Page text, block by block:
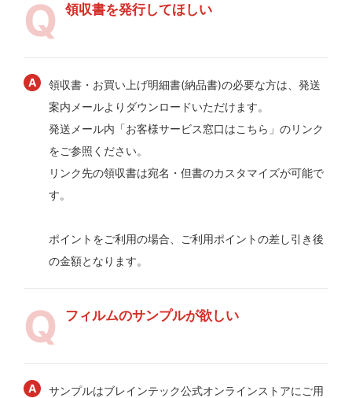
領収書を発行してほしい
領収書・お買い上げ明細書(納品書)の必要な方は、発送
案内メールよりダウンロードいただけます。
発送メール内「お客様サービス窓口はこちら」のリンク
をご参照ください。
リンク先の領収書は宛名・但書のカスタマイズが可能で
す。
ポイントをご利用の場合、ご利用ポイントの差し引き後
の金額となります。
フィルムのサンプルが欲しい
サンプルはブレインテック公式オンラインストアにご用